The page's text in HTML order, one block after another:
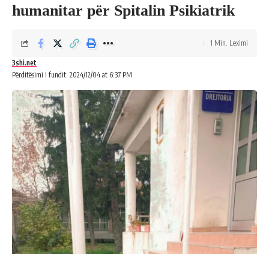
humanitar për Spitalin Psikiatrik
Përditësimi i fundit: 2024/12/04 at 6:37 PM
3shi.net
1 Min. Leximi